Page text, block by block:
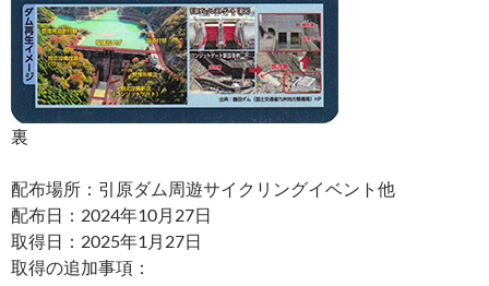
裏
配布場所：引原ダム周遊サイクリングイベント他
配布日：2024年10月27日
取得日：2025年1月27日
取得の追加事項：